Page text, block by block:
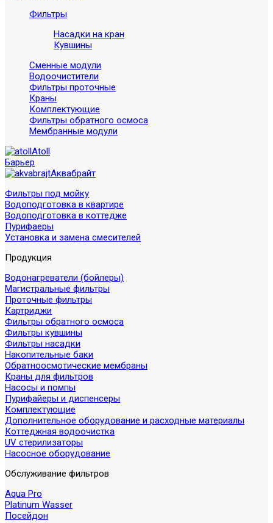
Фильтры
Насадки на кран
Кувшины
Сменные модули
Водоочистители
Фильтры проточные
Краны
Комплектующие
Фильтры обратного осмоса
Мембранные модули
Atoll
Барьер
Аквабрайт
Фильтры под мойку
Водоподготовка в квартире
Водоподготовка в коттедже
Пурифаеры
Установка и замена смесителей
Продукция
Водонагреватели (бойлеры)
Магистральные фильтры
Проточные фильтры
Картриджи
Фильтры обратного осмоса
Фильтры кувшины
Фильтры насадки
Накопительные баки
Обратноосмотические мембраны
Краны для фильтров
Насосы и помпы
Пурифайеры и диспенсеры
Комплектующие
Дополнительное оборудование и расходные материалы
Коттеджная водоочистка
UV стерилизаторы
Насосное оборудование
Обслуживание фильтров
Aqua Pro
Platinum Wasser
Посейдон